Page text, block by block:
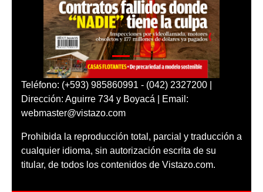
Teléfono: (+593) 985860991 - (042) 2327200 |
Dirección: Aguirre 734 y Boyacá | Email:
webmaster@vistazo.com
Prohibida la reproducción total, parcial y traducción a
cualquier idioma, sin autorización escrita de su
titular, de todos los contenidos de Vistazo.com.